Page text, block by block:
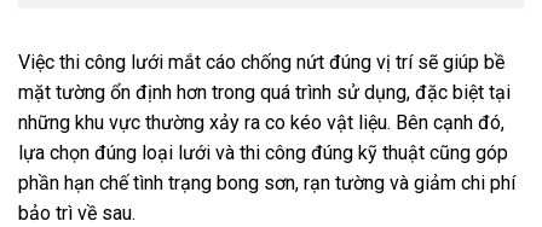
Việc thi công lưới mắt cáo chống nứt đúng vị trí sẽ giúp bề
mặt tường ổn định hơn trong quá trình sử dụng, đặc biệt tại
những khu vực thường xảy ra co kéo vật liệu. Bên cạnh đó,
lựa chọn đúng loại lưới và thi công đúng kỹ thuật cũng góp
phần hạn chế tình trạng bong sơn, rạn tường và giảm chi phí
bảo trì về sau.